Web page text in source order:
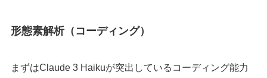
形態素解析（コーディング）
まずはClaude 3 Haikuが突出しているコーディング能力